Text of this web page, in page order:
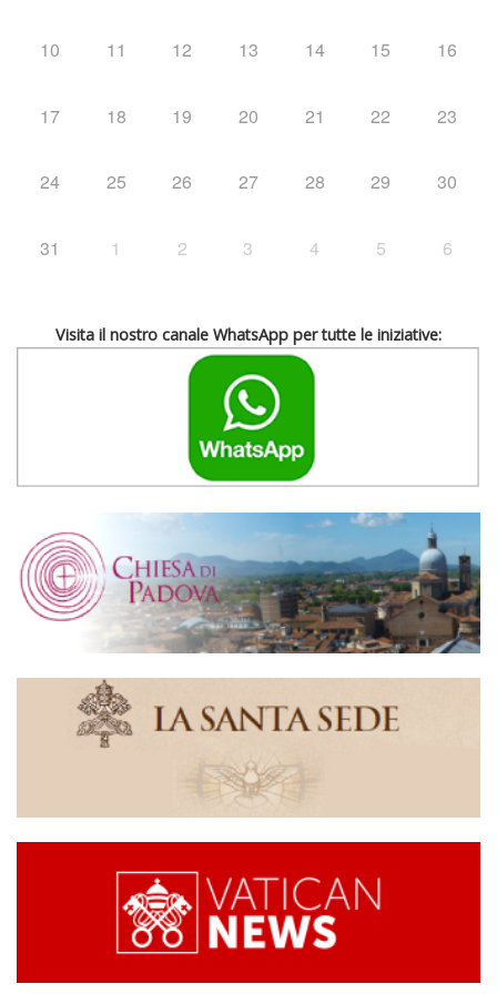
10 11 12 13 14 15 16
17 18 19 20 21 22 23
24 25 26 27 28 29 30
31 1 2 3 4 5 6
Visita il nostro canale WhatsApp per tutte le iniziative: